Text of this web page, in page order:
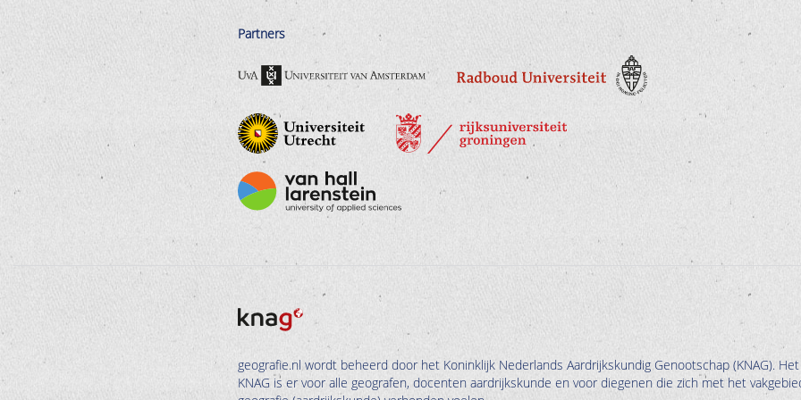
Partners
geografie.nl wordt beheerd door het Koninklijk Nederlands Aardrijkskundig Genootschap (KNAG). Het
KNAG is er voor alle geografen, docenten aardrijkskunde en voor diegenen die zich met het